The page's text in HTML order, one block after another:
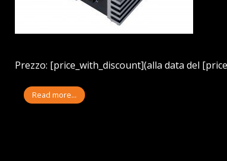
Prezzo: [price_with_discount](alla data del
Read more...